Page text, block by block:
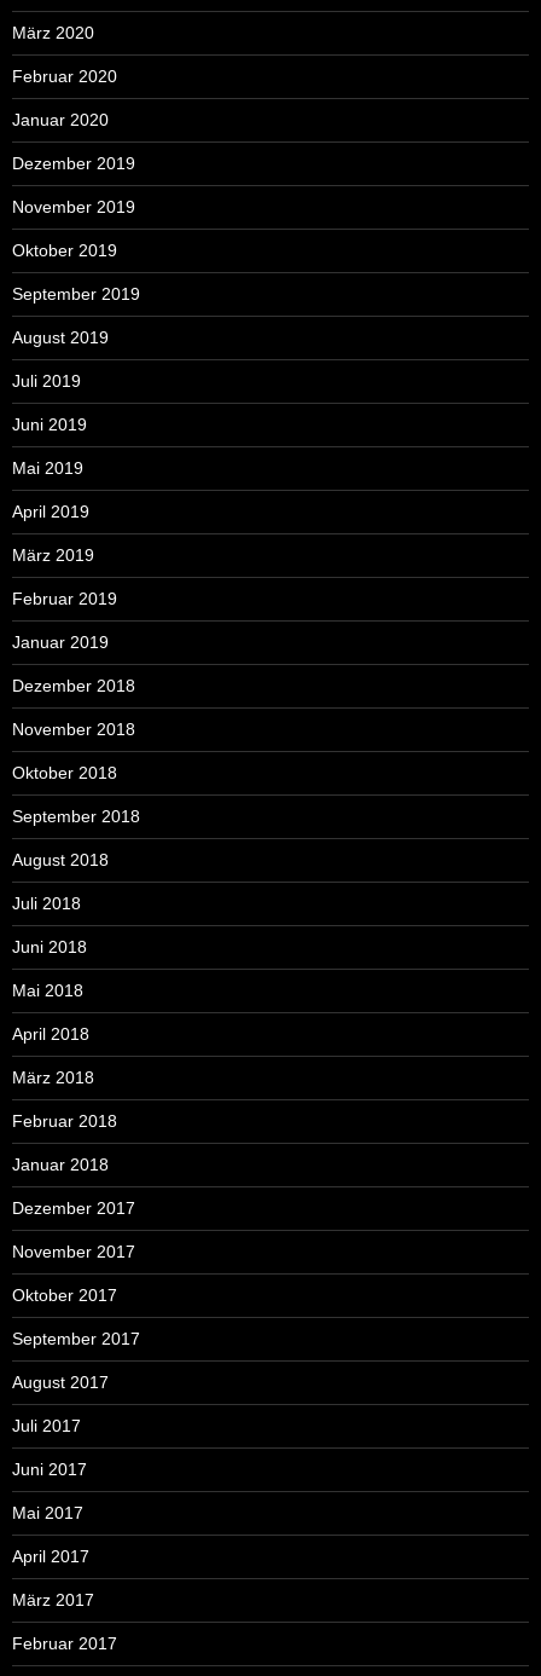
März 2020
Februar 2020
Januar 2020
Dezember 2019
November 2019
Oktober 2019
September 2019
August 2019
Juli 2019
Juni 2019
Mai 2019
April 2019
März 2019
Februar 2019
Januar 2019
Dezember 2018
November 2018
Oktober 2018
September 2018
August 2018
Juli 2018
Juni 2018
Mai 2018
April 2018
März 2018
Februar 2018
Januar 2018
Dezember 2017
November 2017
Oktober 2017
September 2017
August 2017
Juli 2017
Juni 2017
Mai 2017
April 2017
März 2017
Februar 2017